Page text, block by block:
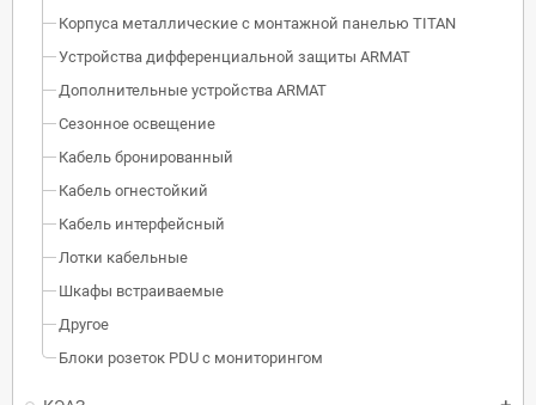
Корпуса металлические с монтажной панелью TITAN
Устройства дифференциальной защиты ARMAT
Дополнительные устройства ARMAT
Сезонное освещение
Кабель бронированный
Кабель огнестойкий
Кабель интерфейсный
Лотки кабельные
Шкафы встраиваемые
Другое
Блоки розеток PDU с мониторингом